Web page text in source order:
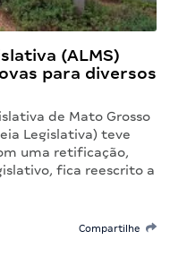
(ALMS)
para diversos
de Mato Grosso
Legislativa) teve
uma retificação,
fica reescrito a
Compartilhe